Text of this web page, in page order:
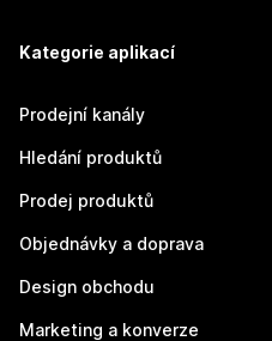
Kategorie aplikací
Prodejní kanály
Hledání produktů
Prodej produktů
Objednávky a doprava
Design obchodu
Marketing a konverze